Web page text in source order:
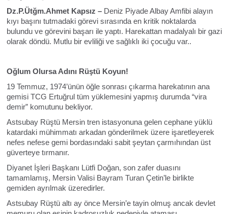
Dz.P.Ütğm.Ahmet Kapsız – Deniz Piyade Albay Amfibi alayın
kıyı başını tutmadaki görevi sırasında en kritik noktalarda
bulundu ve görevini başarı ile yaptı. Harekattan madalyalı bir gazi
olarak döndü. Mutlu bir evliliği ve sağlıklı iki çocuğu var..
Oğlum Olursa Adını Rüştü Koyun!
19 Temmuz, 1974’ünün öğle sonrası çıkarma harekatının ana
gemisi TCG Ertuğrul tüm yüklemesini yapmış durumda “vira
demir” komutunu bekliyor.
Astsubay Rüştü Mersin tren istasyonuna gelen cephane yüklü
katardaki mühimmatı arkadan gönderilmek üzere işaretleyerek
nefes nefese gemi bordasındaki sabit şeytan çarmıhından üst
güverteye tırmanır.
Diyanet İşleri Başkanı Lütfi Doğan, son zafer duasını
tamamlamış, Mersin Valisi Bayram Turan Çetin’le birlikte
gemiden ayrılmak üzeredirler.
Astsubay Rüştü altı ay önce Mersin’e tayin olmuş ancak devlet